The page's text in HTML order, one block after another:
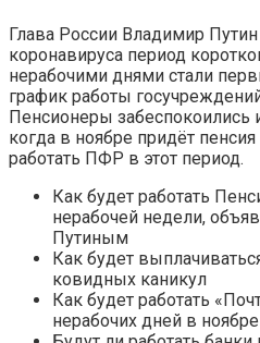
Глава России Владимир
коронавируса период
нерабочими днями стали
график работы
Пенсионеры забеспокоились
когда в ноябре придёт
работать ПФР в этот период.
Как будет работать
нерабочей недели,
Путиным
Как будет
ковидных каникул
Как будет работать
нерабочих дней в